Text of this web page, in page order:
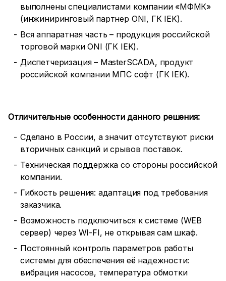
выполнены специалистами компании «МФМК»
(инжиниринговый партнер ONI, ГК IEK).
Вся аппаратная часть – продукция российской
торговой марки ONI (ГК IEK).
Диспетчеризация – MasterSCADA, продукт
российской компании МПС софт (ГК IEK).
Отличительные особенности данного решения:
Сделано в России, а значит отсутствуют риски
вторичных санкций и срывов поставок.
Техническая поддержка со стороны российской
компании.
Гибкость решения: адаптация под требования
заказчика.
Возможность подключиться к системе (WEB
сервер) через WI-FI, не открывая сам шкаф.
Постоянный контроль параметров работы
системы для обеспечения её надежности:
вибрация насосов, температура обмотки